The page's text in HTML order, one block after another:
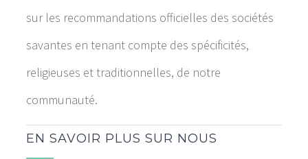
sur les recommandations officielles des sociétés
savantes en tenant compte des spécificités,
religieuses et traditionnelles, de notre
communauté.
EN SAVOIR PLUS SUR NOUS